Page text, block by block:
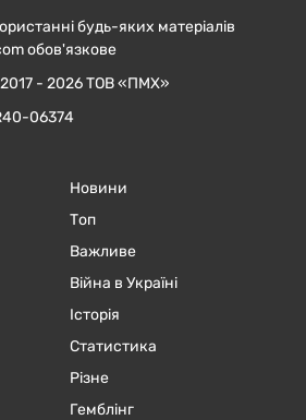
будь-яких матеріалів
обов'язкове
- 2026 ТОВ «ПМХ»
06374
Новини
Топ
Важливе
Війна в Україні
Історія
Статистика
Різне
Гемблінг